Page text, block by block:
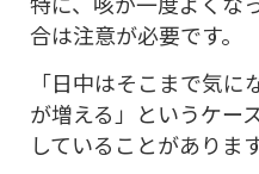
合は注意が必要です。
「日中はそこまで気
が増える」というケー
していることがあります